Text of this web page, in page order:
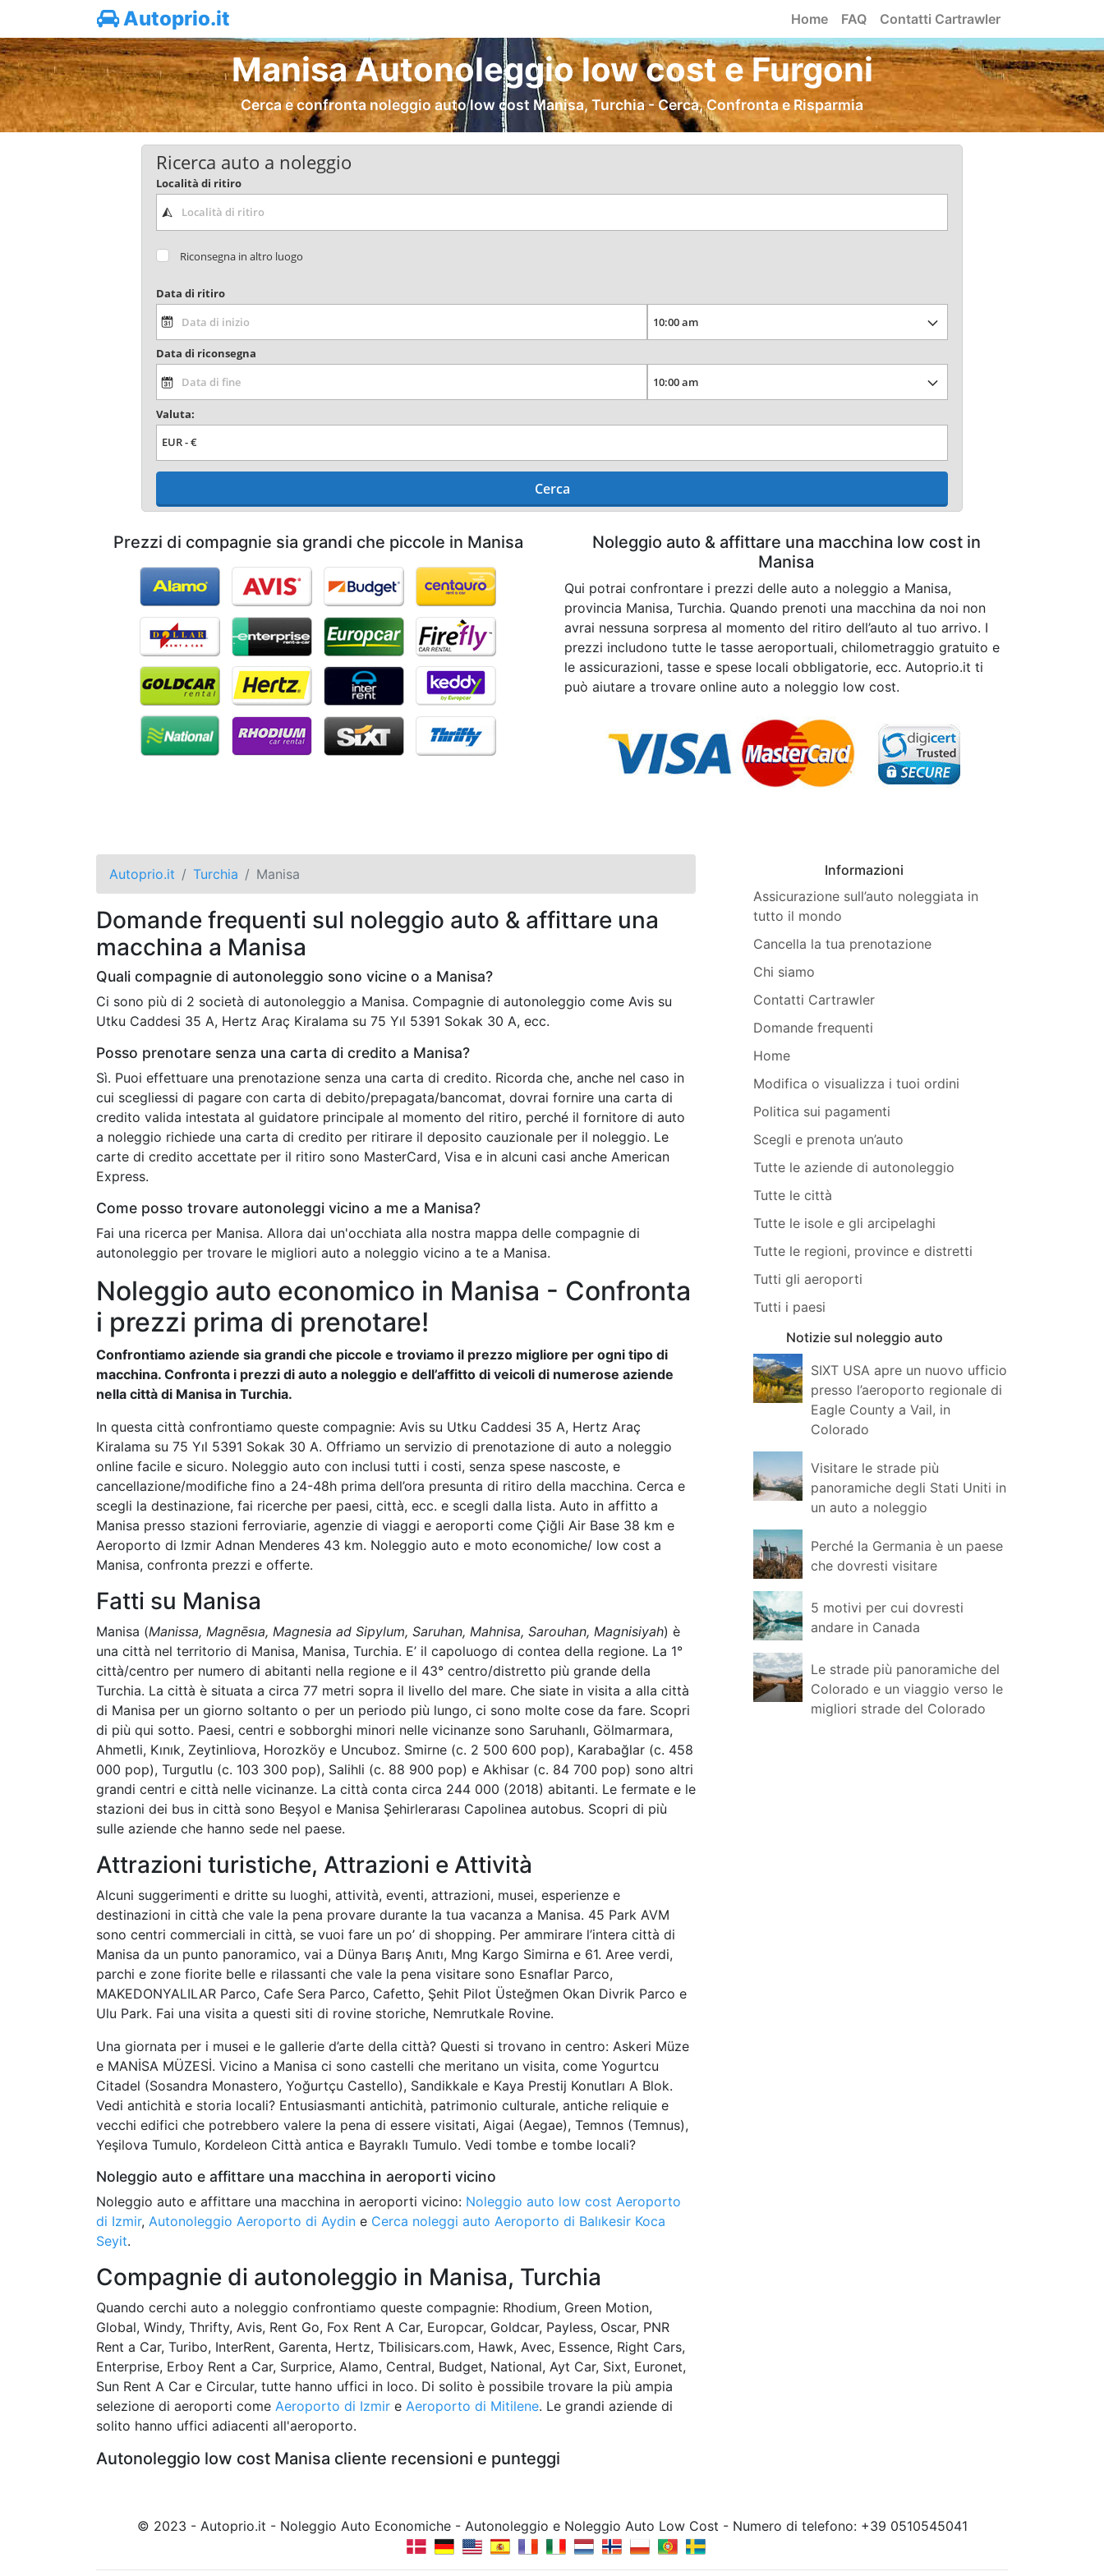
Autoprio.it Home FAQ Contatti Cartrawler
Manisa Autonoleggio low cost e Furgoni
Cerca e confronta noleggio auto low cost Manisa, Turchia - Cerca, Confronta e Risparmia
Ricerca auto a noleggio
Località di ritiro
Riconsegna in altro luogo
Data di ritiro
Data di riconsegna
Valuta:
Cerca
Prezzi di compagnie sia grandi che piccole in Manisa
Noleggio auto & affittare una macchina low cost in
Manisa
Qui potrai confrontare i prezzi delle auto a noleggio a Manisa,
provincia Manisa, Turchia. Quando prenoti una macchina da noi non
avrai nessuna sorpresa al momento del ritiro dell’auto al tuo arrivo. I
prezzi includono tutte le tasse aeroportuali, chilometraggio gratuito e
le assicurazioni, tasse e spese locali obbligatorie, ecc. Autoprio.it ti
può aiutare a trovare online auto a noleggio low cost.
Autoprio.it Turchia Manisa
Domande frequenti sul noleggio auto & affittare una
macchina a Manisa
Quali compagnie di autonoleggio sono vicine o a Manisa?
Ci sono più di 2 società di autonoleggio a Manisa. Compagnie di autonoleggio come Avis su
Utku Caddesi 35 A, Hertz Araç Kiralama su 75 Yıl 5391 Sokak 30 A, ecc.
Posso prenotare senza una carta di credito a Manisa?
Sì. Puoi effettuare una prenotazione senza una carta di credito. Ricorda che, anche nel caso in
cui scegliessi di pagare con carta di debito/prepagata/bancomat, dovrai fornire una carta di
credito valida intestata al guidatore principale al momento del ritiro, perché il fornitore di auto
a noleggio richiede una carta di credito per ritirare il deposito cauzionale per il noleggio. Le
carte di credito accettate per il ritiro sono MasterCard, Visa e in alcuni casi anche American
Express.
Come posso trovare autonoleggi vicino a me a Manisa?
Fai una ricerca per Manisa. Allora dai un'occhiata alla nostra mappa delle compagnie di
autonoleggio per trovare le migliori auto a noleggio vicino a te a Manisa.
Noleggio auto economico in Manisa - Confronta
i prezzi prima di prenotare!
Confrontiamo aziende sia grandi che piccole e troviamo il prezzo migliore per ogni tipo di
macchina. Confronta i prezzi di auto a noleggio e dell’affitto di veicoli di numerose aziende
nella città di Manisa in Turchia.
In questa città confrontiamo queste compagnie: Avis su Utku Caddesi 35 A, Hertz Araç
Kiralama su 75 Yıl 5391 Sokak 30 A. Offriamo un servizio di prenotazione di auto a noleggio
online facile e sicuro. Noleggio auto con inclusi tutti i costi, senza spese nascoste, e
cancellazione/modifiche fino a 24-48h prima dell’ora presunta di ritiro della macchina. Cerca e
scegli la destinazione, fai ricerche per paesi, città, ecc. e scegli dalla lista. Auto in affitto a
Manisa presso stazioni ferroviarie, agenzie di viaggi e aeroporti come Çiğli Air Base 38 km e
Aeroporto di Izmir Adnan Menderes 43 km. Noleggio auto e moto economiche/ low cost a
Manisa, confronta prezzi e offerte.
Fatti su Manisa
Manisa (Manissa, Magnēsıa, Magnesia ad Sipylum, Saruhan, Mahnisa, Sarouhan, Magnisiyah) è
una città nel territorio di Manisa, Manisa, Turchia. E’ il capoluogo di contea della regione. La 1°
città/centro per numero di abitanti nella regione e il 43° centro/distretto più grande della
Turchia. La città è situata a circa 77 metri sopra il livello del mare. Che siate in visita a alla città
di Manisa per un giorno soltanto o per un periodo più lungo, ci sono molte cose da fare. Scopri
di più qui sotto. Paesi, centri e sobborghi minori nelle vicinanze sono Saruhanlı, Gölmarmara,
Ahmetli, Kınık, Zeytinliova, Horozköy e Uncuboz. Smirne (c. 2 500 600 pop), Karabağlar (c. 458
000 pop), Turgutlu (c. 103 300 pop), Salihli (c. 88 900 pop) e Akhisar (c. 84 700 pop) sono altri
grandi centri e città nelle vicinanze. La città conta circa 244 000 (2018) abitanti. Le fermate e le
stazioni dei bus in città sono Beşyol e Manisa Şehirlerarası Capolinea autobus. Scopri di più
sulle aziende che hanno sede nel paese.
Attrazioni turistiche, Attrazioni e Attività
Alcuni suggerimenti e dritte su luoghi, attività, eventi, attrazioni, musei, esperienze e
destinazioni in città che vale la pena provare durante la tua vacanza a Manisa. 45 Park AVM
sono centri commerciali in città, se vuoi fare un po’ di shopping. Per ammirare l’intera città di
Manisa da un punto panoramico, vai a Dünya Barış Anıtı, Mng Kargo Simirna e 61. Aree verdi,
parchi e zone fiorite belle e rilassanti che vale la pena visitare sono Esnaflar Parco,
MAKEDONYALILAR Parco, Cafe Sera Parco, Cafetto, Şehit Pilot Üsteğmen Okan Divrik Parco e
Ulu Park. Fai una visita a questi siti di rovine storiche, Nemrutkale Rovine.
Una giornata per i musei e le gallerie d’arte della città? Questi si trovano in centro: Askeri Müze
e MANİSA MÜZESİ. Vicino a Manisa ci sono castelli che meritano un visita, come Yogurtcu
Citadel (Sosandra Monastero, Yoğurtçu Castello), Sandikkale e Kaya Prestij Konutları A Blok.
Vedi antichità e storia locali? Entusiasmanti antichità, patrimonio culturale, antiche reliquie e
vecchi edifici che potrebbero valere la pena di essere visitati, Aigai (Aegae), Temnos (Temnus),
Yeşilova Tumulo, Kordeleon Città antica e Bayraklı Tumulo. Vedi tombe e tombe locali?
Noleggio auto e affittare una macchina in aeroporti vicino
Noleggio auto e affittare una macchina in aeroporti vicino: Noleggio auto low cost Aeroporto
di Izmir, Autonoleggio Aeroporto di Aydin e Cerca noleggi auto Aeroporto di Balıkesir Koca
Seyit.
Compagnie di autonoleggio in Manisa, Turchia
Quando cerchi auto a noleggio confrontiamo queste compagnie: Rhodium, Green Motion,
Global, Windy, Thrifty, Avis, Rent Go, Fox Rent A Car, Europcar, Goldcar, Payless, Oscar, PNR
Rent a Car, Turibo, InterRent, Garenta, Hertz, Tbilisicars.com, Hawk, Avec, Essence, Right Cars,
Enterprise, Erboy Rent a Car, Surprice, Alamo, Central, Budget, National, Ayt Car, Sixt, Euronet,
Sun Rent A Car e Circular, tutte hanno uffici in loco. Di solito è possibile trovare la più ampia
selezione di aeroporti come Aeroporto di Izmir e Aeroporto di Mitilene. Le grandi aziende di
solito hanno uffici adiacenti all'aeroporto.
Autonoleggio low cost Manisa cliente recensioni e punteggi
Informazioni
Assicurazione sull’auto noleggiata in
tutto il mondo
Cancella la tua prenotazione
Chi siamo
Contatti Cartrawler
Domande frequenti
Home
Modifica o visualizza i tuoi ordini
Politica sui pagamenti
Scegli e prenota un’auto
Tutte le aziende di autonoleggio
Tutte le città
Tutte le isole e gli arcipelaghi
Tutte le regioni, province e distretti
Tutti gli aeroporti
Tutti i paesi
Notizie sul noleggio auto
SIXT USA apre un nuovo ufficio
presso l’aeroporto regionale di
Eagle County a Vail, in
Colorado
Visitare le strade più
panoramiche degli Stati Uniti in
un auto a noleggio
Perché la Germania è un paese
che dovresti visitare
5 motivi per cui dovresti
andare in Canada
Le strade più panoramiche del
Colorado e un viaggio verso le
migliori strade del Colorado
© 2023 - Autoprio.it - Noleggio Auto Economiche - Autonoleggio e Noleggio Auto Low Cost - Numero di telefono: +39 0510545041